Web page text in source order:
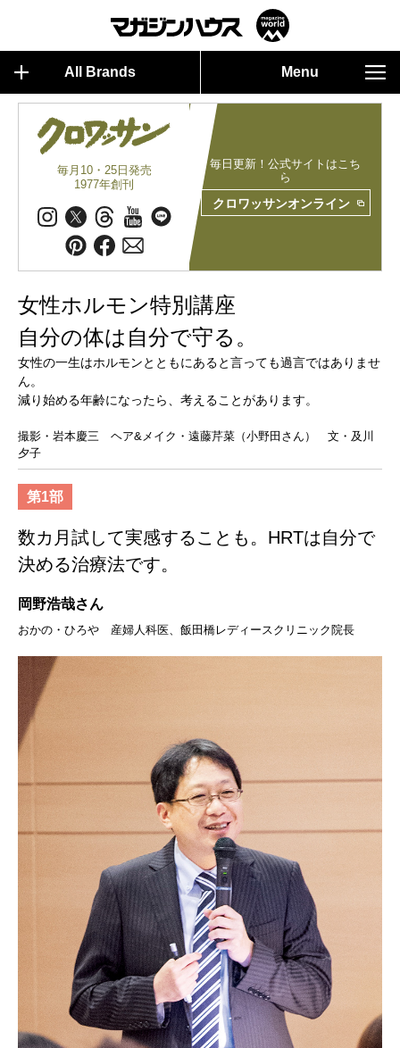
All Brands Menu
毎月10・25日発売
1977年創刊
毎日更新！公式サイトはこち
ら
クロワッサンオンライン
女性ホルモン特別講座
自分の体は自分で守る。
女性の一生はホルモンとともにあると言っても過言ではありませ
ん。
減り始める年齢になったら、考えることがあります。
撮影・岩本慶三 ヘア&メイク・遠藤芹菜（小野田さん） 文・及川
夕子
第1部
数カ月試して実感することも。HRTは自分で
決める治療法です。
岡野浩哉さん
おかの・ひろや 産婦人科医、飯田橋レディースクリニック院長